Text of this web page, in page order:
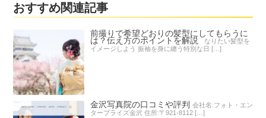
おすすめ関連記事
前撮りで希望どおりの髪型にしてもらうに
は？伝え方のポイントを解説
なりたい髪型を
イメージしよう 振袖を身に纏う特別な日 […]
金沢写真院の口コミや評判 会社名:フォト・エン
タープライズ金沢 住所:〒921-8112 […]